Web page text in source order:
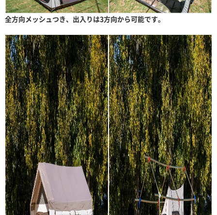
全方向メッシュつき、出入りは3方向から可能です。